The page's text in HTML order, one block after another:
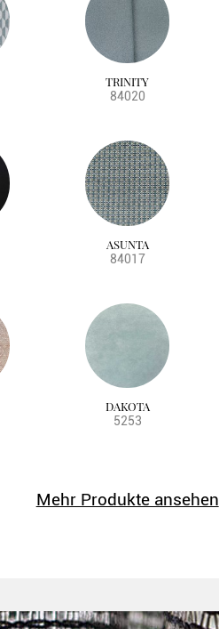
TRINITY
84020
ASUNTA
84017
DAKOTA
5253
Mehr Produkte ansehen